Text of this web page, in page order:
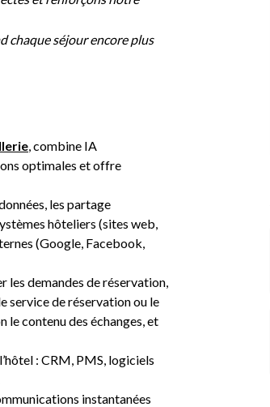
chaque séjour encore plus
, combine IA
optimales et offre
les partage
hôteliers (sites web,
(Google, Facebook,
les demandes de réservation,
service de réservation ou le
le contenu des échanges, et
: CRM, PMS, logiciels
instantanées